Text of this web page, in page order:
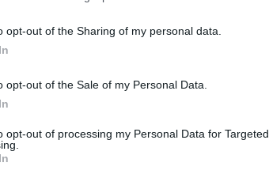
opt-out of the Sharing of my personal data.
opt-out of the Sale of my Personal Data.
opt-out of processing my Personal Data for Targeted
plou, o bé amb pols i un sol poc
els veïns de la plaça Fra Bernadí,
per la zona amb sorra els mesos
comercial actual, ubicant
Jordi, apropant parades al comerç